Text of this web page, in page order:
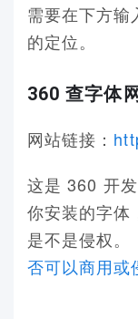
需要在下方
的定位。
360 查字体网
网站链接：
这是 360 开
你安装的字体
是不是侵权。
否可以商用或